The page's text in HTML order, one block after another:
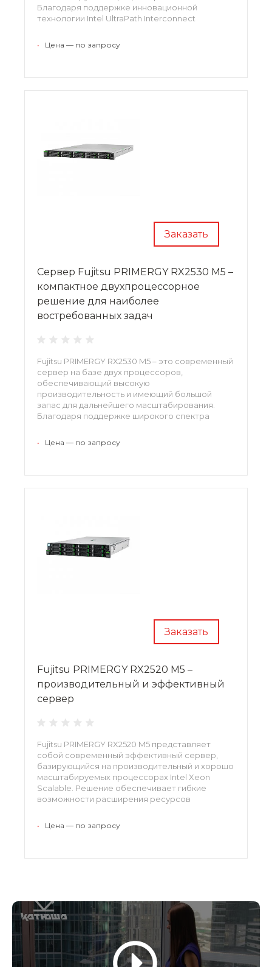
Благодаря поддержке инновационной
технологии Intel UltraPath Interconnect
демонстрирует отличные возможности
• Цена — по запросу
Заказать
Сервер Fujitsu PRIMERGY RX2530 M5 –
компактное двухпроцессорное
решение для наиболее
востребованных задач
Fujitsu PRIMERGY RX2530 M5 – это современный
сервер на базе двух процессоров,
обеспечивающий высокую
производительность и имеющий большой
запас для дальнейшего масштабирования.
Благодаря поддержке широкого спектра
аналитики и обработки больших объемов
• Цена — по запросу
Заказать
Fujitsu PRIMERGY RX2520 M5 –
производительный и эффективный
сервер
Fujitsu PRIMERGY RX2520 M5 представляет
собой современный эффективный сервер,
базирующийся на производительный и хорошо
масштабируемых процессорах Intel Xeon
Scalable. Решение обеспечивает гибкие
возможности расширения ресурсов
показатели энергоэффективности.
• Цена — по запросу